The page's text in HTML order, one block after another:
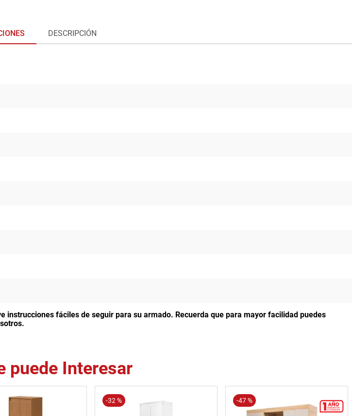
DESCRIPCIÓN
instrucciones fáciles de seguir para su armado. Recuerda que para mayor facilidad puedes
puede Interesar
-32 % -47 %